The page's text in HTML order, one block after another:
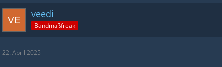
veedi
Bandmaßfreak
22. April 2025